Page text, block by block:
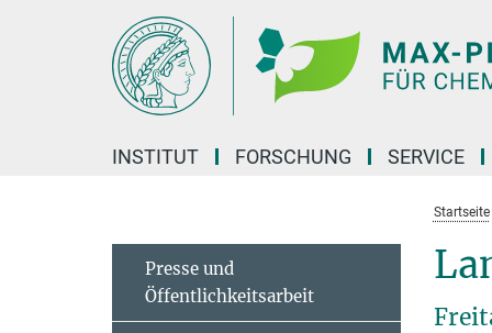
INSTITUT FORSCHUNG SERVICE
Startseite
Presse und
Öffentlichkeitsarbeit